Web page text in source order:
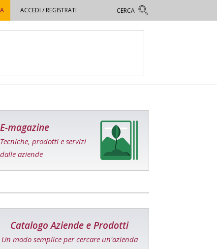
ACCEDI / REGISTRATI
E-magazine
Tecniche, prodotti e servizi
dalle aziende
Catalogo Aziende e Prodotti
Un modo semplice per cercare un'azienda